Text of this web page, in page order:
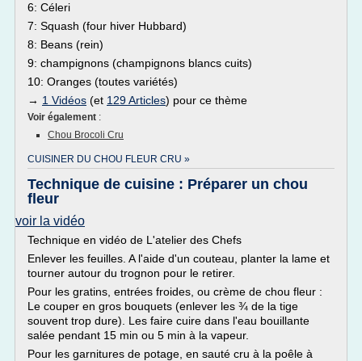
6: Céleri
7: Squash (four hiver Hubbard)
8: Beans (rein)
9: champignons (champignons blancs cuits)
10: Oranges (toutes variétés)
→ 1 Vidéos (et 129 Articles) pour ce thème
Voir également :
Chou Brocoli Cru
CUISINER DU CHOU FLEUR CRU »
Technique de cuisine : Préparer un chou
fleur
voir la vidéo
Technique en vidéo de L'atelier des Chefs
Enlever les feuilles. A l'aide d'un couteau, planter la lame et
tourner autour du trognon pour le retirer.
Pour les gratins, entrées froides, ou crème de chou fleur :
Le couper en gros bouquets (enlever les ¾ de la tige
souvent trop dure). Les faire cuire dans l'eau bouillante
salée pendant 15 min ou 5 min à la vapeur.
Pour les garnitures de potage, en sauté cru à la poêle à